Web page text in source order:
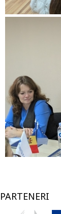
PARTENERI